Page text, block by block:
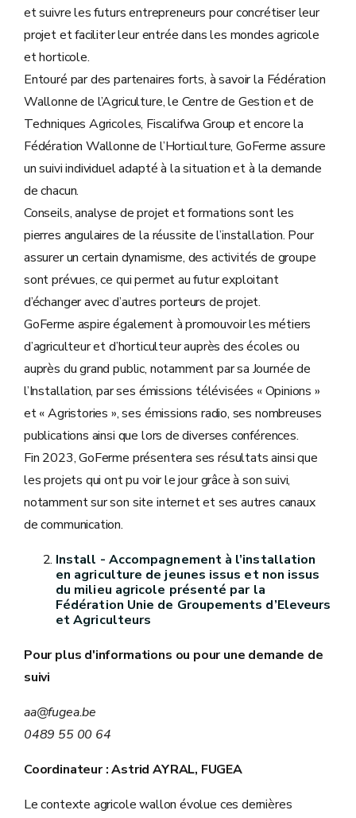
et suivre les futurs entrepreneurs pour concrétiser leur
projet et faciliter leur entrée dans les mondes agricole
et horticole.
Entouré par des partenaires forts, à savoir la Fédération
Wallonne de l’Agriculture, le Centre de Gestion et de
Techniques Agricoles, Fiscalifwa Group et encore la
Fédération Wallonne de l’Horticulture, GoFerme assure
un suivi individuel adapté à la situation et à la demande
de chacun.
Conseils, analyse de projet et formations sont les
pierres angulaires de la réussite de l’installation. Pour
assurer un certain dynamisme, des activités de groupe
sont prévues, ce qui permet au futur exploitant
d’échanger avec d’autres porteurs de projet.
GoFerme aspire également à promouvoir les métiers
d’agriculteur et d’horticulteur auprès des écoles ou
auprès du grand public, notamment par sa Journée de
l’Installation, par ses émissions télévisées « Opinions »
et « Agristories », ses émissions radio, ses nombreuses
publications ainsi que lors de diverses conférences.
Fin 2023, GoFerme présentera ses résultats ainsi que
les projets qui ont pu voir le jour grâce à son suivi,
notamment sur son site internet et ses autres canaux
de communication.
Install - Accompagnement à l’installation
en agriculture de jeunes issus et non issus
du milieu agricole présenté par la
Fédération Unie de Groupements d’Eleveurs
et Agriculteurs
Pour plus d'informations ou pour une demande de
suivi
aa@fugea.be
0489 55 00 64
Coordinateur : Astrid AYRAL, FUGEA
Le contexte agricole wallon évolue ces dernières